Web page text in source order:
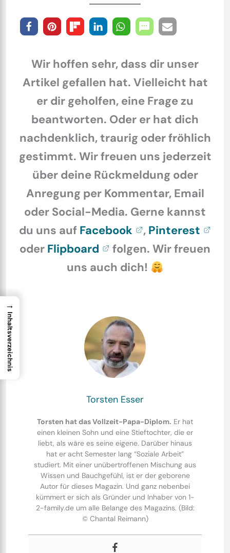
Wir hoffen sehr, dass dir unser
Artikel gefallen hat. Vielleicht hat
er dir geholfen, eine Frage zu
beantworten. Oder er hat dich
nachdenklich, traurig oder fröhlich
gestimmt. Wir freuen uns jederzeit
über deine Rückmeldung oder
Anregung per Kommentar, Email
oder Social-Media. Gerne kannst
du uns auf Facebook , Pinterest
oder Flipboard
folgen. Wir freuen
uns auch dich!
Torsten Esser
Torsten hat das Vollzeit-Papa-Diplom. Er hat
einen kleinen Sohn und eine Stieftochter, die er
liebt, als wäre es seine eigene. Darüber hinaus
hat er acht Semester lang “Soziale Arbeit”
studiert. Mit einer unübertroffenen Mischung aus
Wissen und Bauchgefühl, ist er der geborene
Autor für dieses Magazin. Und ganz nebenbei
kümmert er sich als Gründer und Inhaber von 1-
2-family.de um alle Belange des Magazins. (Bild:
© Chantal Reimann)
→
Inhaltsverzeichnis